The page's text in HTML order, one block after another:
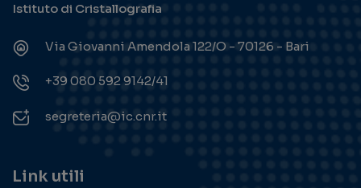
Istituto di Cristallografia
Via Giovanni Amendola 122/O - 70126 - Bari
+39 080 592 9142/41
segreteria@ic.cnr.it
Link utili